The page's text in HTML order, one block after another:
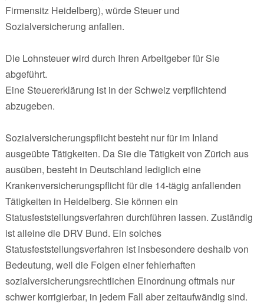
Firmensitz Heidelberg), würde Steuer und
Sozialversicherung anfallen.
Die Lohnsteuer wird durch Ihren Arbeitgeber für Sie
abgeführt.
Eine Steuererklärung ist in der Schweiz verpflichtend
abzugeben.
Sozialversicherungspflicht besteht nur für im Inland
ausgeübte Tätigkeiten. Da Sie die Tätigkeit von Zürich aus
ausüben, besteht in Deutschland lediglich eine
Krankenversicherungspflicht für die 14-tägig anfallenden
Tätigkeiten in Heidelberg. Sie können ein
Statusfeststellungsverfahren durchführen lassen. Zuständig
ist alleine die DRV Bund. Ein solches
Statusfeststellungsverfahren ist insbesondere deshalb von
Bedeutung, weil die Folgen einer fehlerhaften
sozialversicherungsrechtlichen Einordnung oftmals nur
schwer korrigierbar, in jedem Fall aber zeitaufwändig sind.